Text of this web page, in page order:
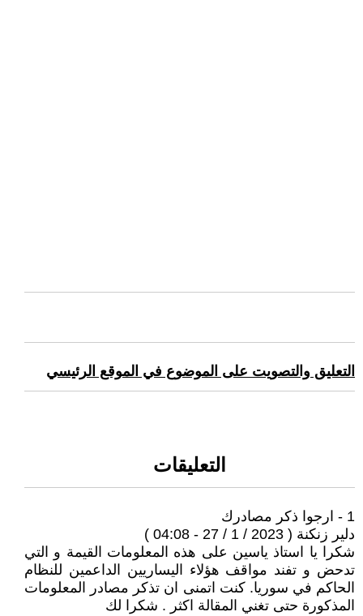
التعليق والتصويت على الموضوع في الموقع الرئيسي
التعليقات
1 - ارجوا ذكر مصادرك
دلير زنكنة ( 2023 / 1 / 27 - 04:08 )
شكرا يا استاذ ياسين على هذه المعلومات القيمة و التي
تدحض و تفند مواقف هؤلاء اليساريين الداعمين للنظام
الحاكم في سوريا. كنت اتمنى ان تذكر مصادر المعلومات
المذكورة حتى تغني المقالة اكثر . شكرا لك